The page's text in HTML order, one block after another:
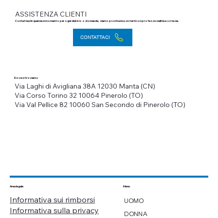
Contattaci in qualsiasi momento per ogni dubbio o domanda, siamo pronti ad assisterti con professionalità e cortesia.
CONTATTACI
ASSISTENZA CLIENTI
Dove ci troviamo
Via Laghi di Avigliana 38A 12030 Manta (CN)
Via Val Pellice 82 10060 San Secondo di Pinerolo (TO)
Via Corso Torino 32 10064 Pinerolo (TO)
Area legale
Informativa sui rimborsi
Informativa sulla privacy
Menu
UOMO
DONNA